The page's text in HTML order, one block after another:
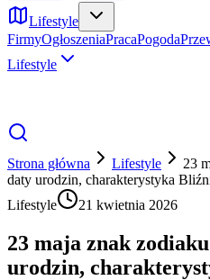
Lifestyle
FirmyOgłoszeniaPracaPogoda
Lifestyle
Strona główna Lifestyle
23
daty urodzin, charakterystyka
Lifestyle
21 kwietnia 2026
23 maja znak
urodzin,